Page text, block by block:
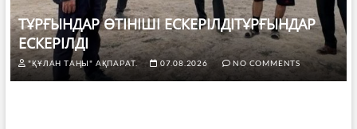
ТҰРҒЫНДАР ӨТІНІШІ ЕСКЕРІЛДІТҰРҒЫНДАР
ЕСКЕРІЛДІ
"ҚҰЛАН ТАҢЫ" АҚПАРАТ. 07.08.2026 NO COMMENTS